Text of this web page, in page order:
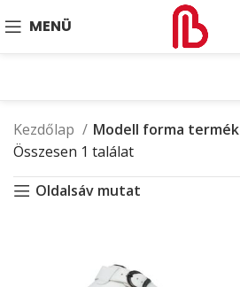
MENÜ
Kezdőlap Modell forma termék
Összesen 1 találat
Oldalsáv mutat